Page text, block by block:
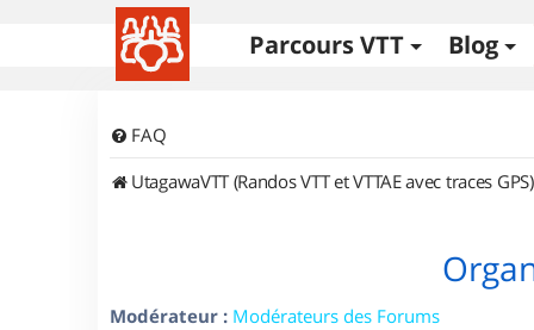
Parcours VTT Blog
FAQ
UtagawaVTT (Randos VTT et VTTAE avec traces GPS)
Modérateur : Modérateurs des Forums